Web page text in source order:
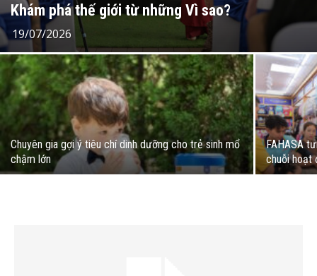
Khám phá thế giới từ những Vì sao?
19/07/2026
Chuyên gia gợi ý tiêu chí dinh dưỡng cho trẻ sinh mổ
chậm lớn
FAHASA
chuỗi hoạt